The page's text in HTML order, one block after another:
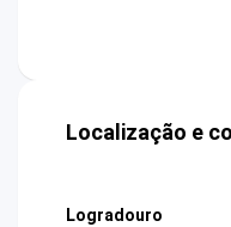
Localização e
Logradouro